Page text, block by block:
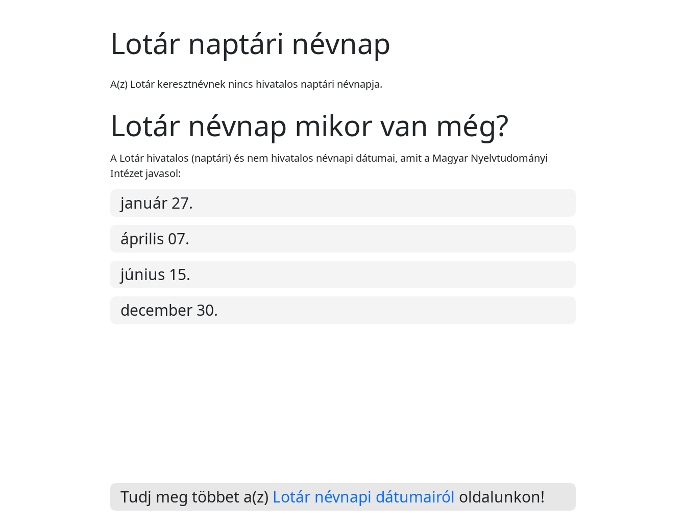
Lotár naptári névnap
A(z) Lotár keresztnévnek nincs hivatalos naptári névnapja.
Lotár névnap mikor van még?
A Lotár hivatalos (naptári) és nem hivatalos névnapi dátumai, amit a Magyar Nyelvtudományi
Intézet javasol:
január 27.
április 07.
június 15.
december 30.
Tudj meg többet a(z) Lotár névnapi dátumairól oldalunkon!